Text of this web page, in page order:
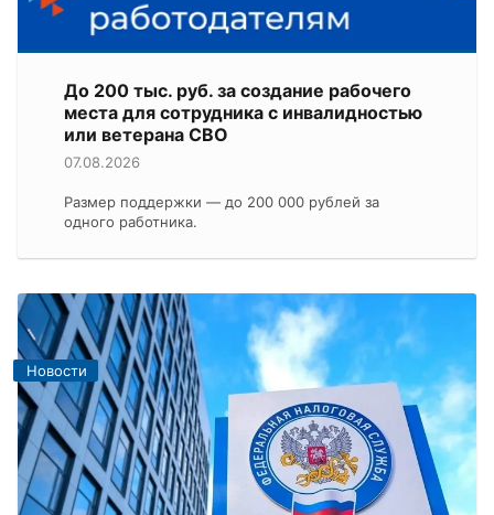
До 200 тыс. руб. за создание рабочего
места для сотрудника с инвалидностью
или ветерана СВО
07.08.2026
Размер поддержки — до 200 000 рублей за
одного работника.
Новости